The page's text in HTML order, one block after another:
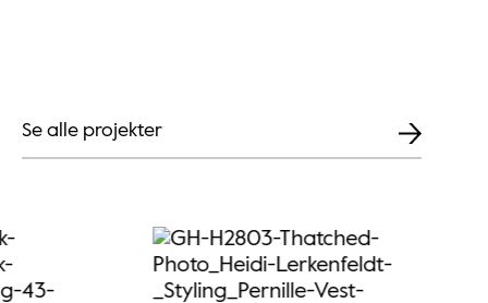
Se alle projekter